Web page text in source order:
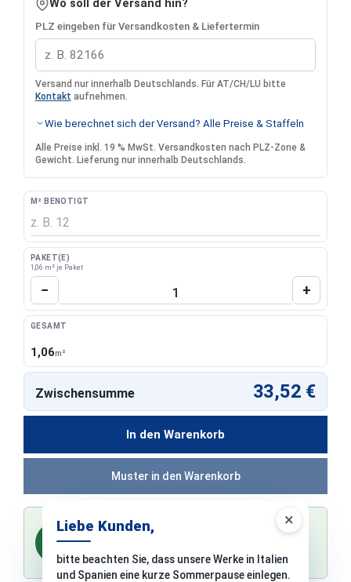
×
Liebe Kunden,
bitte beachten Sie, dass unsere Werke in Italien
und Spanien eine kurze Sommerpause einlegen.
Wo soll der Versand hin?
PLZ eingeben für Versandkosten & Liefertermin
Versand nur innerhalb Deutschlands. Für AT/CH/LU bitte
Kontakt aufnehmen.
Wie berechnet sich der Versand? Alle Preise & Staffeln
Alle Preise inkl. 19 % MwSt. Versandkosten nach PLZ-Zone &
Gewicht. Lieferung nur innerhalb Deutschlands.
M² BENÖTIGT
PAKET(E)
1,06 m² je Paket
Produkt Anzahl: Gib den gewünschten
− +
GESAMT
1,06m²
In den Warenkorb
Zwischensumme 33,52 €
%
-2 % Skonto bei Vorkasse
bei Zahlung per Überweisung vor dem Versand
Muster in den Warenkorb